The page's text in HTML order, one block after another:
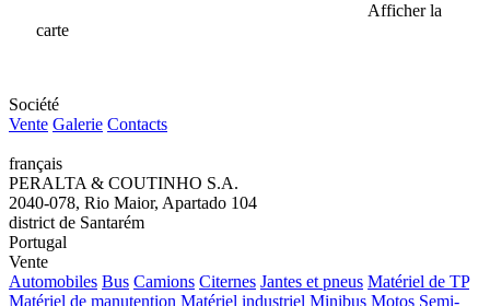
Afficher la
carte
Société
Vente Galerie Contacts
français
PERALTA & COUTINHO S.A.
2040-078, Rio Maior, Apartado 104
district de Santarém
Portugal
Vente
Automobiles Bus Camions Citernes Jantes et pneus Matériel de TP
Matériel de manutention Matériel industriel Minibus Motos Semi-